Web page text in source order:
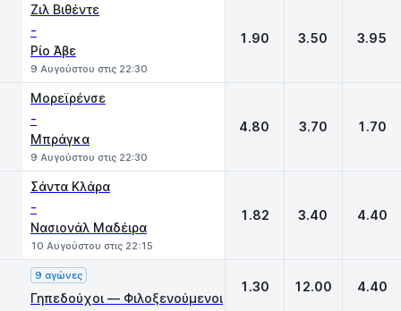
Ζιλ Βιθέντε
-
Ρίο Άβε
9 Αυγούστου στις 22:30
1.90 3.50 3.95
Μορεϊρένσε
-
Μπράγκα
9 Αυγούστου στις 22:30
4.80 3.70 1.70
Σάντα Κλάρα
-
Νασιονάλ Μαδέιρα
10 Αυγούστου στις 22:15
1.82 3.40 4.40
9 αγώνες
Γηπεδούχοι — Φιλοξενούμενοι
1.30 12.00 4.40